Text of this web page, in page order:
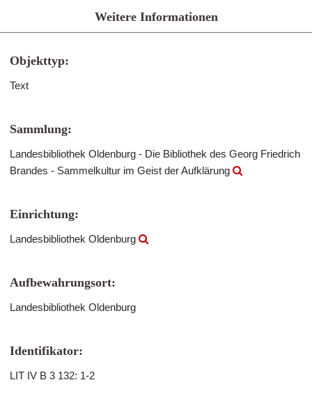
Weitere Informationen
Objekttyp:
Text
Sammlung:
Landesbibliothek Oldenburg - Die Bibliothek des Georg Friedrich
Brandes - Sammelkultur im Geist der Aufklärung
Einrichtung:
Landesbibliothek Oldenburg
Aufbewahrungsort:
Landesbibliothek Oldenburg
Identifikator:
LIT IV B 3 132: 1-2